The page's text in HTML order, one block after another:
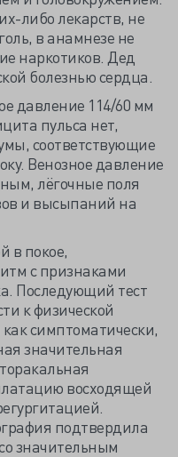
либо лекарств, не
в анамнезе не
наркотиков. Дед
болезнью сердца.
давление 114/60 мм
пульса нет,
соответствующие
Венозное давление
лёгочные поля
и высыпаний на
в покое,
с признаками
Последующий тест
к физической
симптоматически,
значительная
восходящей
подтвердила
значительным